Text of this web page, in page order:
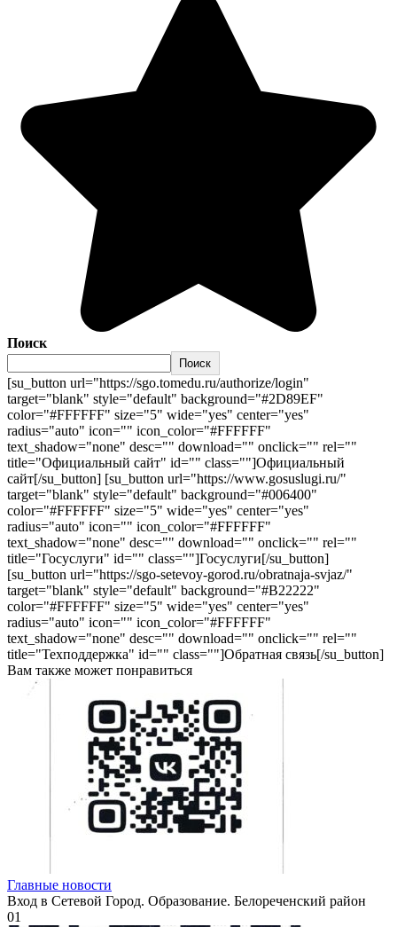
Поиск
Поиск
[su_button url="https://sgo.tomedu.ru/authorize/login"
target="blank" style="default" background="#2D89EF"
color="#FFFFFF" size="5" wide="yes" center="yes"
radius="auto" icon="" icon_color="#FFFFFF"
text_shadow="none" desc="" download="" onclick="" rel=""
title="Официальный сайт" id="" class=""]Официальный
сайт[/su_button] [su_button url="https://www.gosuslugi.ru/"
target="blank" style="default" background="#006400"
color="#FFFFFF" size="5" wide="yes" center="yes"
radius="auto" icon="" icon_color="#FFFFFF"
text_shadow="none" desc="" download="" onclick="" rel=""
title="Госуслуги" id="" class=""]Госуслуги[/su_button]
[su_button url="https://sgo-setevoy-gorod.ru/obratnaja-svjaz/"
target="blank" style="default" background="#B22222"
color="#FFFFFF" size="5" wide="yes" center="yes"
radius="auto" icon="" icon_color="#FFFFFF"
text_shadow="none" desc="" download="" onclick="" rel=""
title="Техподдержка" id="" class=""]Обратная связь[/su_button]
Вам также может понравиться
Главные новости
Вход в Сетевой Город. Образование. Белореченский район
01